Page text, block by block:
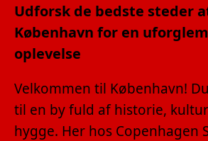
Udforsk de bedste steder
København for en
oplevelse
Velkommen til København!
til en by fuld af historie,
hygge. Her hos Copenhagen